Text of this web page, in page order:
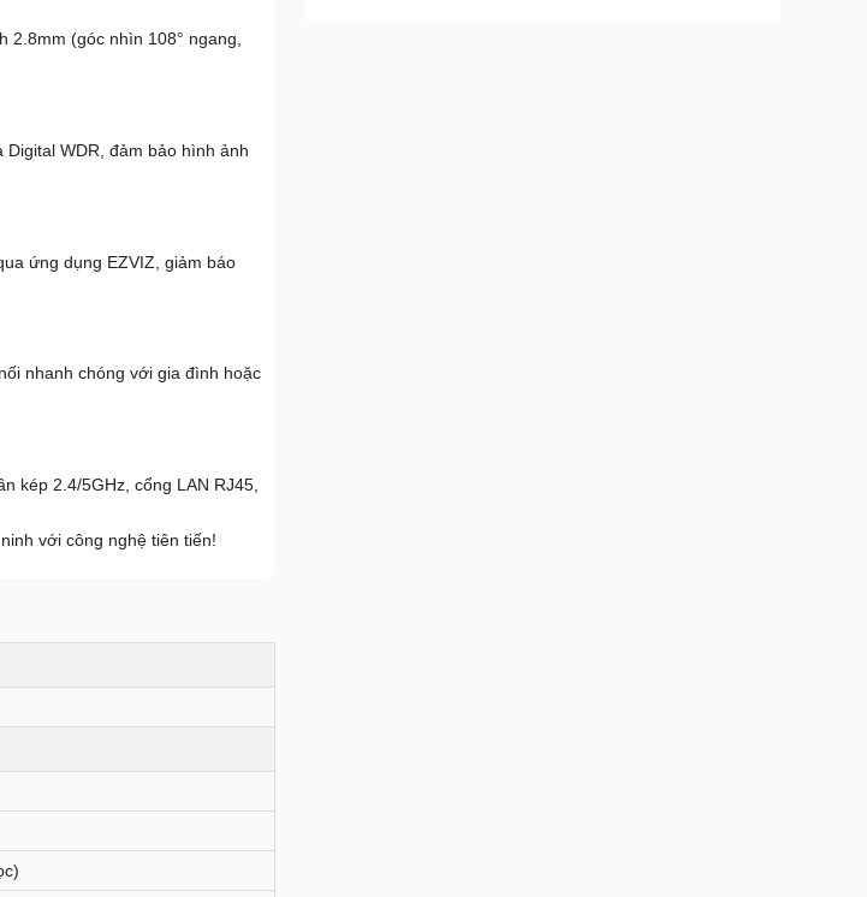
2.8mm (góc nhìn 108° ngang,
WDR, đảm bảo hình ảnh
ứng dụng EZVIZ, giảm báo
nhanh chóng với gia đình hoặc
kép 2.4/5GHz, cổng LAN RJ45,
với công nghệ tiên tiến!